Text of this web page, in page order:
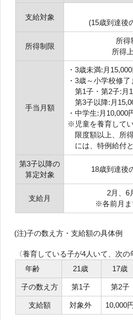
支給対象
(15歳到達後
所得制限
所得
所得
手当月額
・3歳未満:月
・3歳～小学校修了
第1子・第2子:月
第3子以降:月
・中学生:月10,000
※児童を養育して
限度額以上、所
には、特例給付
第3子以降の
算定対象
18歳到達後
支給月
2月、6
※各前月ま
(注)子の数え方・支給額の具体例
〈養育している子が4人いて、次の
年齢
21歳 17歳
子の数え方 第1子 第2子
支給額 対象外 10,000